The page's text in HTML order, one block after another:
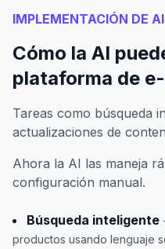
IMPLEMENTACIÓN DE AI
Cómo la AI
plataforma de
Tareas como búsqueda
actualizaciones de
Ahora la AI las maneja
configuración manual.
Búsqueda inteligente
productos usando lenguaje